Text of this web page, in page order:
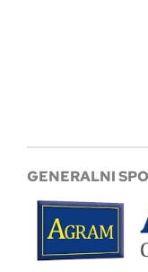
GENERALNI